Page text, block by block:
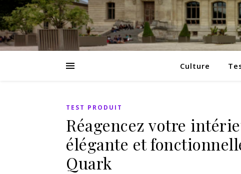
Culture
TEST PRODUIT
Réagencez votre
élégante et
Quark